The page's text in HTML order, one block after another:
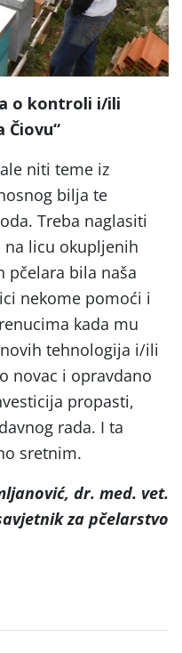
o kontroli i/ili
Čiovu“
niti teme iz
bilja te
Treba naglasiti
na licu okupljenih
pčelara bila naša
nekome pomoći i
kada mu
tehnologija i/ili
novac i opravdano
propasti,
rada. I ta
sretnim.
dr. med. vet.
za pčelarstvo